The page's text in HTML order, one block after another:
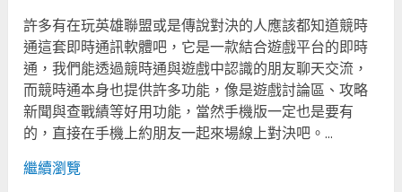
許多有在玩英雄聯盟或是傳說對決的人應該都知道競時
通這套即時通訊軟體吧，它是一款結合遊戲平台的即時
通，我們能透過競時通與遊戲中認識的朋友聊天交流，
而競時通本身也提供許多功能，像是遊戲討論區、攻略
新聞與查戰績等好用功能，當然手機版一定也是要有
的，直接在手機上約朋友一起來場線上對決吧。...
繼續瀏覽